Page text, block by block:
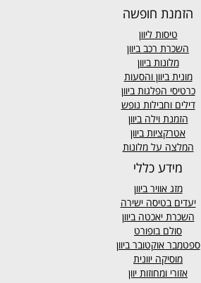
הזמנת חופשה
טיסות ליוון
השכרת רכב ביוון
מלונות ביוון
מונית ביוון והסעות
כרטיסי הפלגות ביוון
דילים וחבילות נופש
הזמנת וילה ביוון
אטרקציות ביוון
המלצה על מלונות
מידע כללי
מזג אוויר ביוון
יעדים בטיסה ישירה
השכרת יאכטה ביוון
סולם בופורט
ספטמבר אוקטובר ביוון
מוסיקה יוונית
אזורי ומחוזות יוון